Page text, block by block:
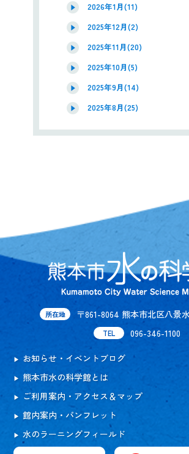
2026年1月(11)
2025年12月(2)
2025年11月(20)
2025年10月(5)
2025年9月(14)
2025年8月(25)
所在地 〒861-8064 熊本市北区八景
TEL 096-346-1100
お知らせ・イベントブログ
熊本市水の科学館とは
ご利用案内・アクセス＆マップ
館内案内・パンフレット
水のラーニングフィールド